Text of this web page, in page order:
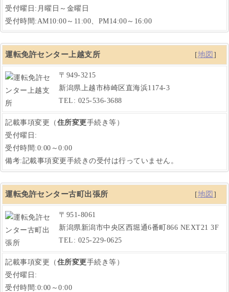
受付曜日:月曜日～金曜日
受付時間:AM10:00～11:00、PM14:00～16:00
運転免許センター上越支所 [地図 ]
〒949-3215
新潟県上越市柿崎区直海浜1174-3
TEL: 025-536-3688
記載事項変更（ 住所変更手続き等）
受付曜日:
受付時間:0:00～0:00
備考:記載事項変更手続きの受付は行っていません。
運転免許センター古町出張所 [地図 ]
〒951-8061
新潟県新潟市中央区西堀通6番町866 NEXT21 3F
TEL: 025-229-0625
記載事項変更（ 住所変更手続き等）
受付曜日:
受付時間:0:00～0:00